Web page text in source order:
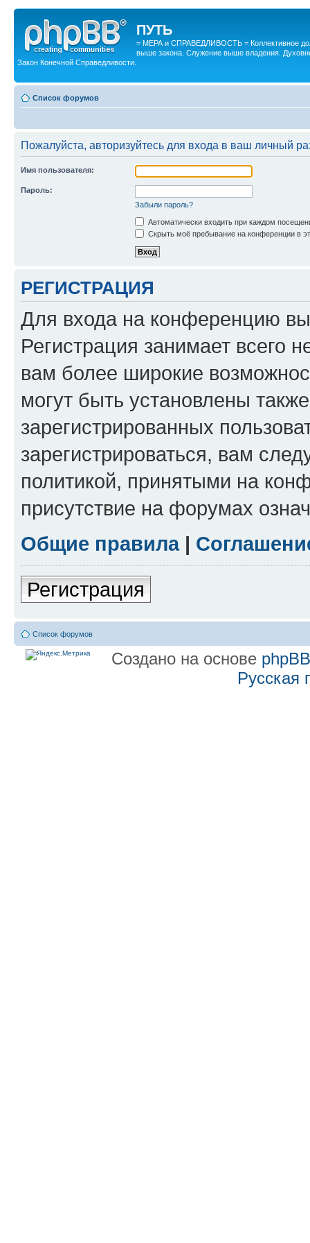
ПУТЬ
= МЕРА и СПРАВЕДЛИВОСТЬ = Коллективное
выше закона. Служение выше владения.
Закон Конечной Справедливости.
Список форумов
Пожалуйста, авторизуйтесь для входа в ваш личный
Имя пользователя:
Пароль:
Забыли пароль?
Автоматически входить при каждом
Скрыть моё пребывание на конференции в
РЕГИСТРАЦИЯ
Для входа на конференцию
Регистрация занимает всего
вам более широкие
могут быть установлены
зарегистрированных
зарегистрироваться, вам
политикой, принятыми на
присутствие на форумах
Общие правила|
Регистрация
Список форумов
Создано на основе phpBB
Русская